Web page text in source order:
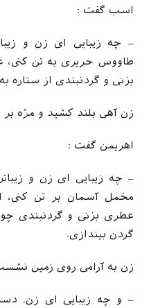
اسب گفت :
– چه زیبایی ای زن و
طاووس حریری به تن کنی،
بزنی و گردنبندی از ستاره
زن آهی بلند کشید و مژه بر
اهریمن گفت :
– چه زیبایی ای زن و
مخمل آسمان بر تن کنی،
عطری بزنی و گردنبندی
گردن بیندازی.
زن به آرامی روی زمین
– و چه زیبایی ای زن.